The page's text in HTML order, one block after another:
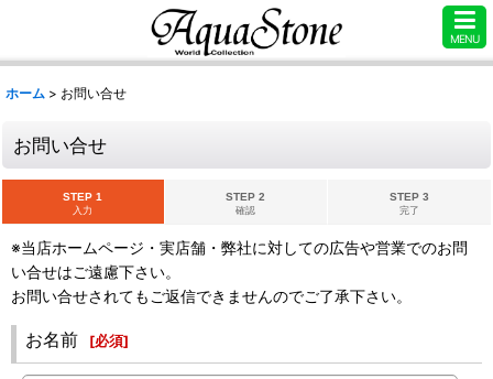
MENU
ホーム > お問い合せ
お問い合せ
STEP 1
入力
STEP 2
確認
STEP 3
完了
※当店ホームページ・実店舗・弊社に対しての広告や営業でのお問
い合せはご遠慮下さい。
お問い合せされてもご返信できませんのでご了承下さい。
お名前 [必須]